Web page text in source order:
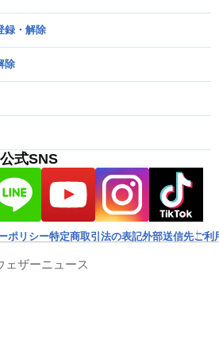
録・解除
除
式SNS
ポリシー特定商取引法の表記外部送信先ご利
ェザーニュース